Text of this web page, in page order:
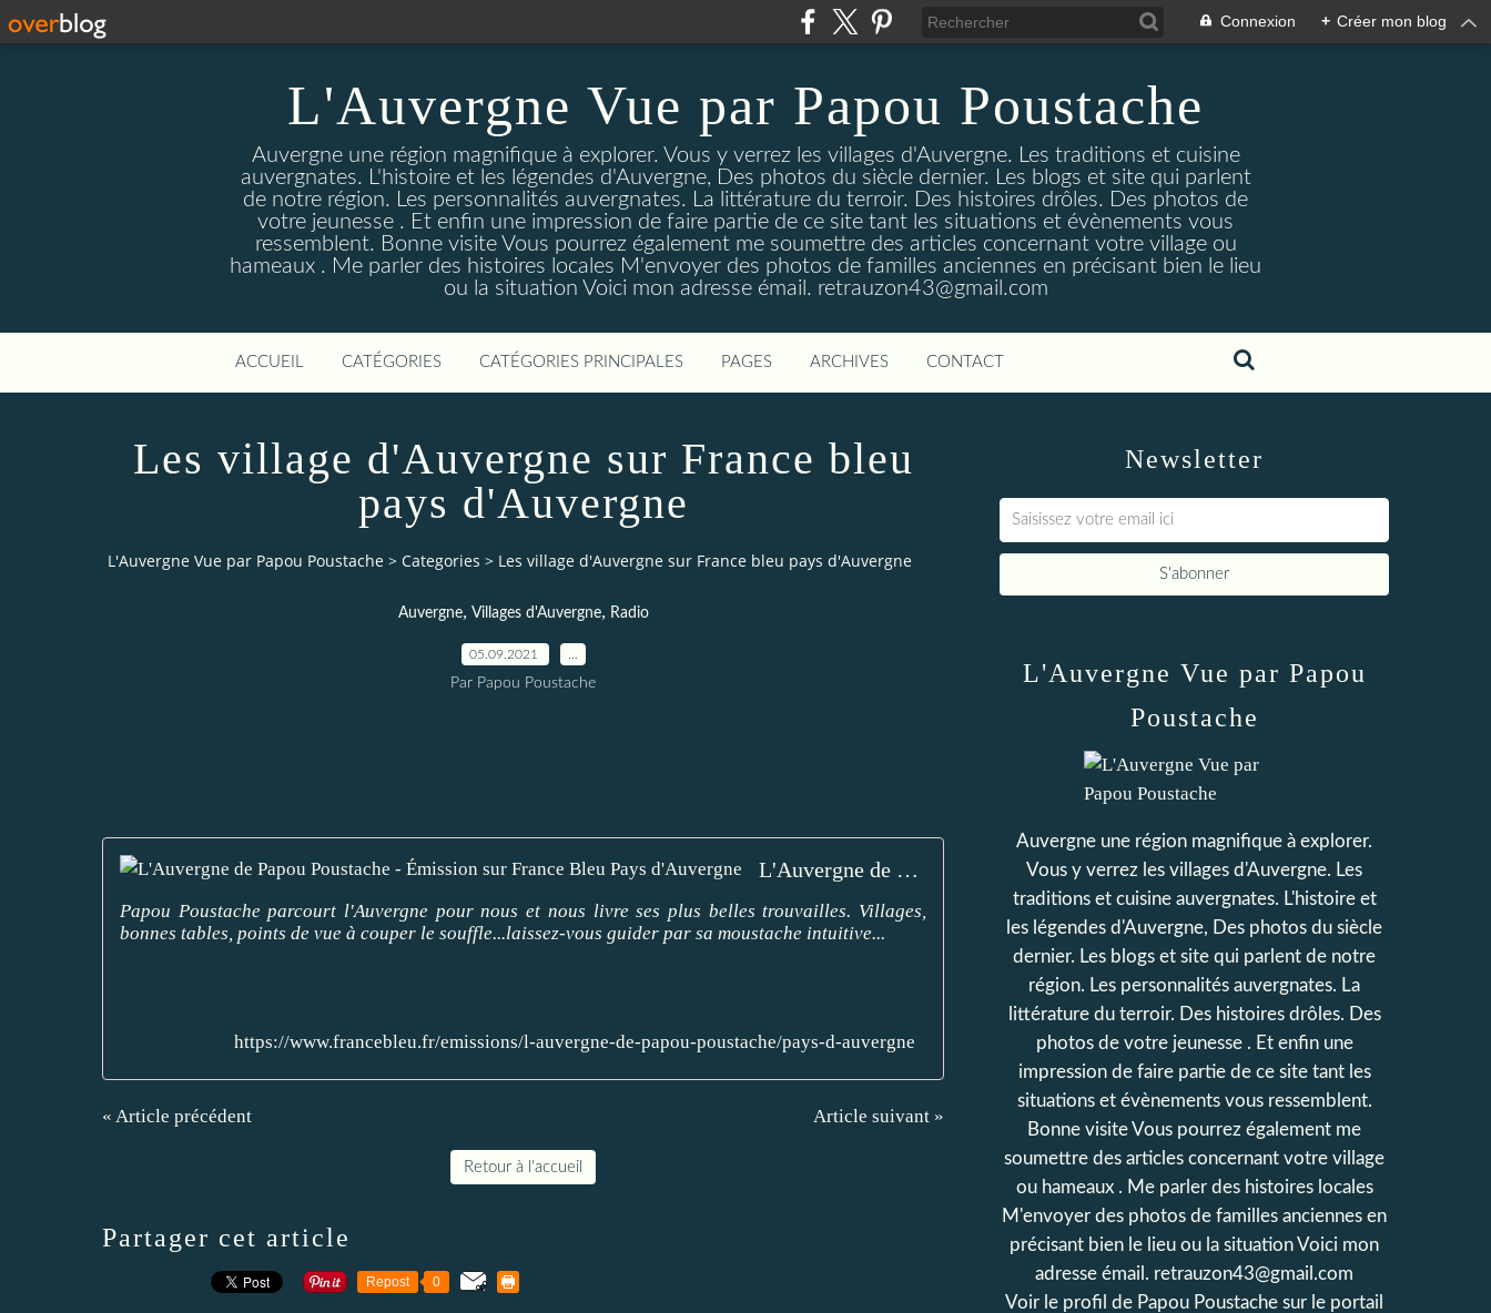
Connexion + Créer mon blog
L'Auvergne Vue par Papou Poustache
Auvergne une région magnifique à explorer. Vous y verrez les villages d'Auvergne. Les traditions et cuisine
auvergnates. L'histoire et les légendes d'Auvergne, Des photos du siècle dernier. Les blogs et site qui parlent
de notre région. Les personnalités auvergnates. La littérature du terroir. Des histoires drôles. Des photos de
votre jeunesse . Et enfin une impression de faire partie de ce site tant les situations et évènements vous
ressemblent. Bonne visite Vous pourrez également me soumettre des articles concernant votre village ou
hameaux . Me parler des histoires locales M'envoyer des photos de familles anciennes en précisant bien le lieu
ou la situation Voici mon adresse émail. retrauzon43@gmail.com
ACCUEIL CATÉGORIES CATÉGORIES PRINCIPALES PAGES ARCHIVES CONTACT
Les village d'Auvergne sur France bleu
pays d'Auvergne
L'Auvergne Vue par Papou Poustache > Categories > Les village d'Auvergne sur France bleu pays d'Auvergne
Auvergne, Villages d'Auvergne, Radio
05.09.2021
Par Papou Poustache
L'Auvergne de Papou Poustache - Émission sur France Bleu Pays d'Auvergne
Papou Poustache parcourt l'Auvergne pour nous et nous livre ses plus belles trouvailles. Villages,
bonnes tables, points de vue à couper le souffle...laissez-vous guider par sa moustache intuitive...
https://www.francebleu.fr/emissions/l-auvergne-de-papou-poustache/pays-d-auvergne
« Article précédent Article suivant »
Retour à l'accueil
Partager cet article
Repost 0
Newsletter
L'Auvergne Vue par Papou
Poustache
Auvergne une région magnifique à explorer.
Vous y verrez les villages d'Auvergne. Les
traditions et cuisine auvergnates. L'histoire et
les légendes d'Auvergne, Des photos du siècle
dernier. Les blogs et site qui parlent de notre
région. Les personnalités auvergnates. La
littérature du terroir. Des histoires drôles. Des
photos de votre jeunesse . Et enfin une
impression de faire partie de ce site tant les
situations et évènements vous ressemblent.
Bonne visite Vous pourrez également me
soumettre des articles concernant votre village
ou hameaux . Me parler des histoires locales
M'envoyer des photos de familles anciennes en
précisant bien le lieu ou la situation Voici mon
adresse émail. retrauzon43@gmail.com
Voir le profil de Papou Poustache sur le portail